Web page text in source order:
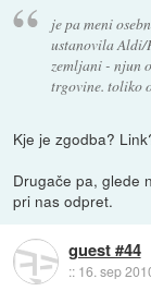
je pa meni
ustanovila Aldi/
zemljani - njun
trgovine. toliko
Kje je zgodba?
Drugače pa, glede
pri nas odpret.
guest #44
:: 16. sep